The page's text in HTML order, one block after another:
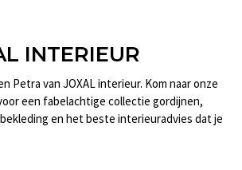
INTERIEUR
Petra van JOXAL interieur. Kom naar onze
een fabelachtige collectie gordijnen,
en het beste interieuradvies dat je